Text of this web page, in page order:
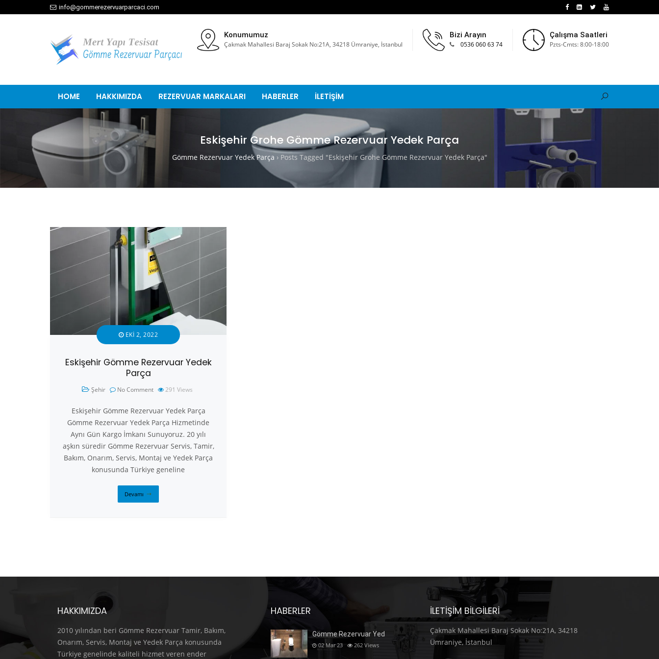
info@gommerezervuarparcaci.com
Konumumuz
Çakmak Mahallesi Baraj Sokak No:21A, 34218 Ümraniye, İstanbul
Bizi Arayın
0536 060 63 74
Çalışma Saatleri
Pzts-Cmts: 8:00-18:00
HOME HAKKIMIZDA REZERVUAR MARKALARI HABERLER İLETİŞİM
Eskişehir Grohe Gömme Rezervuar Yedek Parça
Gömme Rezervuar Yedek Parça › Posts Tagged "Eskişehir Grohe Gömme Rezervuar Yedek Parça"
EKI 2, 2022
Eskişehir Gömme Rezervuar Yedek
Parça
Şehir No Comment 291 Views
Eskişehir Gömme Rezervuar Yedek Parça
Gömme Rezervuar Yedek Parça Hizmetinde
Aynı Gün Kargo İmkanı Sunuyoruz. 20 yılı
aşkın süredir Gömme Rezervuar Servis, Tamir,
Bakım, Onarım, Servis, Montaj ve Yedek Parça
konusunda Türkiye geneline
Devamı
HAKKIMIZDA
2010 yılından beri Gömme Rezervuar Tamir, Bakım,
Onarım, Servis, Montaj ve Yedek Parça konusunda
Türkiye genelinde kaliteli hizmet veren ender
HABERLER
Gömme Rezervuar Yed
02 Mar 23 262 Views
İLETIŞIM BILGILERI
Çakmak Mahallesi Baraj Sokak No:21A, 34218
Ümraniye, İstanbul